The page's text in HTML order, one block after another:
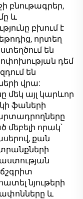
բնութագրեր,
և
բխում է
որտեղ
են
դեմ
են
վրա:
մեկ այլ կարևոր
ֆաների
որակ՝
քան
նյութերի
և